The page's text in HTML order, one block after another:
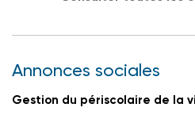
Annonces sociales
Gestion du périscolaire de la